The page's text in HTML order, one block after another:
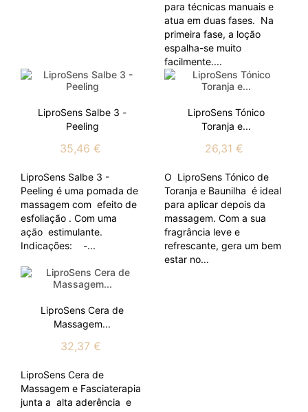
para técnicas manuais e
atua em duas fases. Na
primeira fase, a loção
espalha-se muito
facilmente....
LiproSens Salbe 3 -
Peeling
35,46 €
LiproSens Salbe 3 -
Peeling é uma pomada de
massagem com efeito de
esfoliação . Com uma
ação estimulante.
Indicações: -...
LiproSens Tónico
Toranja e...
26,31 €
O LiproSens Tónico de
Toranja e Baunilha é ideal
para aplicar depois da
massagem. Com a sua
fragrância leve e
refrescante, gera um bem
estar no...
LiproSens Cera de
Massagem...
32,37 €
LiproSens Cera de
Massagem e Fasciaterapia
junta a alta aderência e